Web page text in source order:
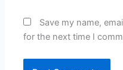
Save my name,
for the next time I